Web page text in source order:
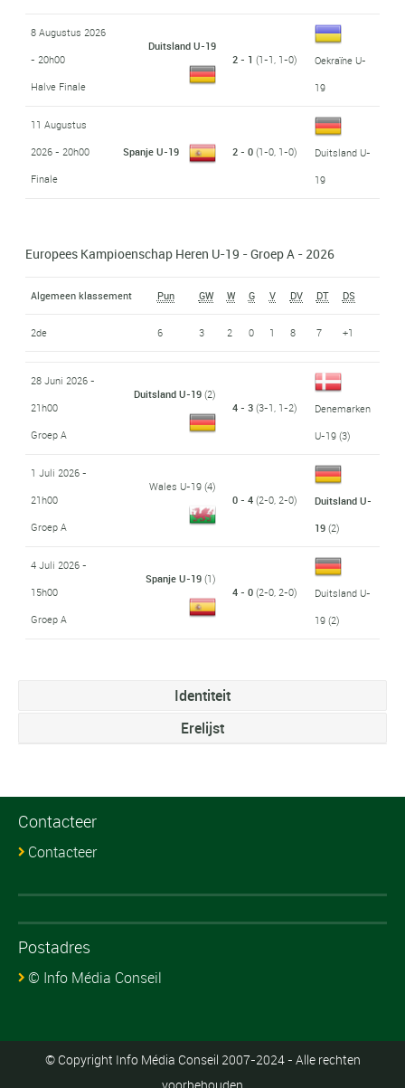
8 Augustus 2026
- 20h00
Halve Finale
Duitsland U-19
2 - 1 (1-1, 1-0)
Oekraïne U-
19
11 Augustus
2026 - 20h00
Finale
Spanje U-19 2 - 0 (1-0, 1-0)
Duitsland U-
19
Europees Kampioenschap Heren U-19 - Groep A - 2026
Algemeen klassement Pun GW W G V DV DT DS
2de 6 3 2 0 1 8 7 +1
28 Juni 2026 -
21h00
Groep A
Duitsland U-19(2)
4 - 3 (3-1, 1-2)
Denemarken
U-19(3)
1 Juli 2026 -
21h00
Groep A
Wales U-19(4)
0 - 4 (2-0, 2-0)
Duitsland U-
19(2)
4 Juli 2026 -
15h00
Groep A
Spanje U-19(1)
4 - 0 (2-0, 2-0)
Duitsland U-
19(2)
Identiteit
Erelijst
Contacteer
Contacteer
Postadres
© Info Média Conseil
© Copyright Info Média Conseil 2007-2024 - Alle rechten